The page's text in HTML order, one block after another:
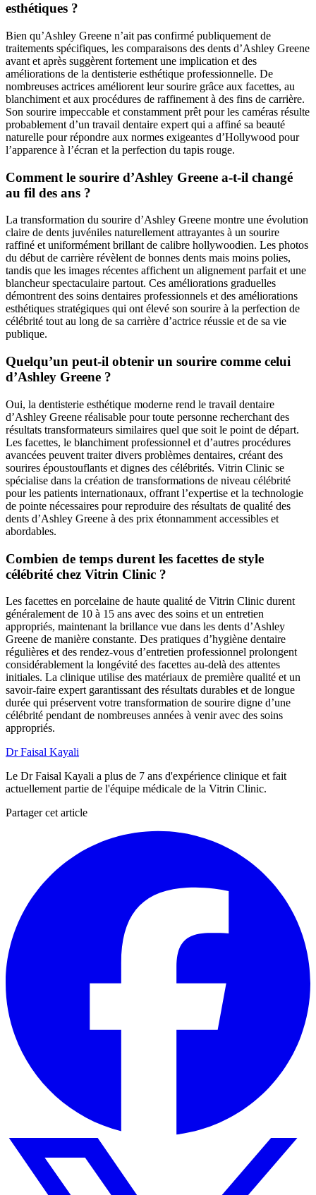
esthétiques ?
Bien qu’Ashley Greene n’ait pas confirmé publiquement de
traitements spécifiques, les comparaisons des dents d’Ashley Greene
avant et après suggèrent fortement une implication et des
améliorations de la dentisterie esthétique professionnelle. De
nombreuses actrices améliorent leur sourire grâce aux facettes, au
blanchiment et aux procédures de raffinement à des fins de carrière.
Son sourire impeccable et constamment prêt pour les caméras résulte
probablement d’un travail dentaire expert qui a affiné sa beauté
naturelle pour répondre aux normes exigeantes d’Hollywood pour
l’apparence à l’écran et la perfection du tapis rouge.
Comment le sourire d’Ashley Greene a-t-il changé
au fil des ans ?
La transformation du sourire d’Ashley Greene montre une évolution
claire de dents juvéniles naturellement attrayantes à un sourire
raffiné et uniformément brillant de calibre hollywoodien. Les photos
du début de carrière révèlent de bonnes dents mais moins polies,
tandis que les images récentes affichent un alignement parfait et une
blancheur spectaculaire partout. Ces améliorations graduelles
démontrent des soins dentaires professionnels et des améliorations
esthétiques stratégiques qui ont élevé son sourire à la perfection de
célébrité tout au long de sa carrière d’actrice réussie et de sa vie
publique.
Quelqu’un peut-il obtenir un sourire comme celui
d’Ashley Greene ?
Oui, la dentisterie esthétique moderne rend le travail dentaire
d’Ashley Greene réalisable pour toute personne recherchant des
résultats transformateurs similaires quel que soit le point de départ.
Les facettes, le blanchiment professionnel et d’autres procédures
avancées peuvent traiter divers problèmes dentaires, créant des
sourires époustouflants et dignes des célébrités. Vitrin Clinic se
spécialise dans la création de transformations de niveau célébrité
pour les patients internationaux, offrant l’expertise et la technologie
de pointe nécessaires pour reproduire des résultats de qualité des
dents d’Ashley Greene à des prix étonnamment accessibles et
abordables.
Combien de temps durent les facettes de style
célébrité chez Vitrin Clinic ?
Les facettes en porcelaine de haute qualité de Vitrin Clinic durent
généralement de 10 à 15 ans avec des soins et un entretien
appropriés, maintenant la brillance vue dans les dents d’Ashley
Greene de manière constante. Des pratiques d’hygiène dentaire
régulières et des rendez-vous d’entretien professionnel prolongent
considérablement la longévité des facettes au-delà des attentes
initiales. La clinique utilise des matériaux de première qualité et un
savoir-faire expert garantissant des résultats durables et de longue
durée qui préservent votre transformation de sourire digne d’une
célébrité pendant de nombreuses années à venir avec des soins
appropriés.
Dr Faisal Kayali
Le Dr Faisal Kayali a plus de 7 ans d'expérience clinique et fait
actuellement partie de l'équipe médicale de la Vitrin Clinic.
Partager cet article